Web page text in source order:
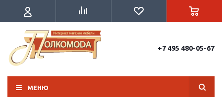
+7 495 480-05-67
МЕНЮ